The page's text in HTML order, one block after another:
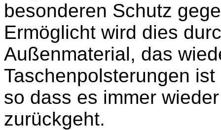
besonderen Schutz
Ermöglicht wird dies
Außenmaterial, das
Taschenpolsterungen
so dass es immer
zurückgeht.